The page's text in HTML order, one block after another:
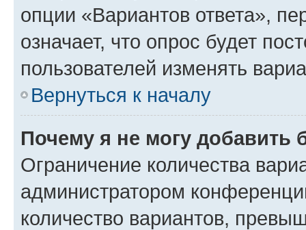
опции «Вариантов ответа»,
означает, что опрос будет
пользователей изменять
Вернуться к началу
Почему я не могу добавить
Ограничение количества
администратором
количество вариантов,